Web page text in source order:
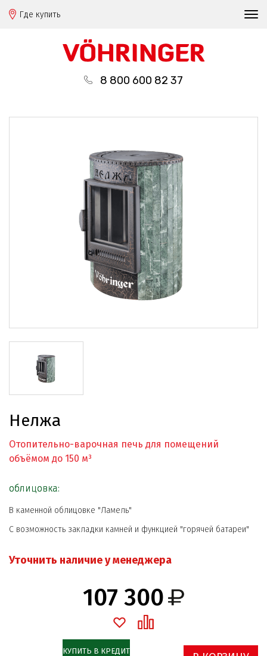
Где купить
8 800 600 82 37
Нелжа
Отопительно-варочная печь для помещений
объёмом до 150 м³
облицовка:
В каменной облицовке "Ламель"
С возможность закладки камней и функцией "горячей батареи"
Уточнить наличие у менеджера
107 300
КУПИТЬ В КРЕДИТ